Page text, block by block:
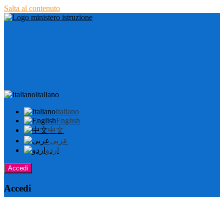
Salta al contenuto
Italiano
Italiano
English
中文
عربى
اردو
Accedi
Accedi